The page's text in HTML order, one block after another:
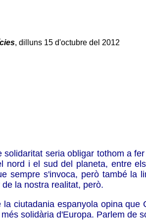
, dilluns 15 d'octubre del 2012
seria obligar tothom a
nord i el sud del planeta, entre
sempre s'invoca, però també
la nostra realitat, però.
ciutadania espanyola opina
solidària d'Europa. Parlem de